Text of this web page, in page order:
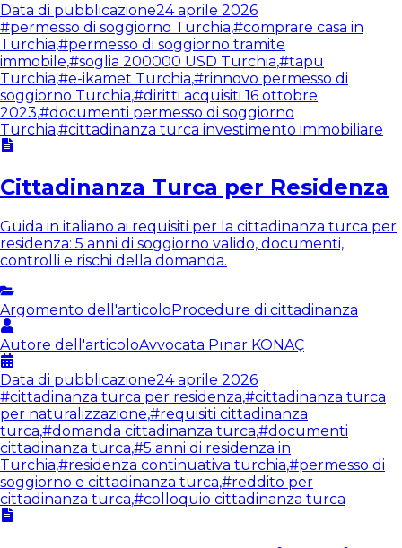
Data di pubblicazione24 aprile 2026
#permesso di soggiorno Turchia,#comprare casa in
Turchia,#permesso di soggiorno tramite
immobile,#soglia 200000 USD Turchia,#tapu
Turchia,#e-ikamet Turchia,#rinnovo permesso di
soggiorno Turchia,#diritti acquisiti 16 ottobre
2023,#documenti permesso di soggiorno
Turchia,#cittadinanza turca investimento immobiliare
Cittadinanza Turca per Residenza
Guida in italiano ai requisiti per la cittadinanza turca per
residenza: 5 anni di soggiorno valido, documenti,
controlli e rischi della domanda.
Argomento dell'articoloProcedure di cittadinanza
Autore dell'articoloAvvocata Pınar KONAÇ
Data di pubblicazione24 aprile 2026
#cittadinanza turca per residenza,#cittadinanza turca
per naturalizzazione,#requisiti cittadinanza
turca,#domanda cittadinanza turca,#documenti
cittadinanza turca,#5 anni di residenza in
Turchia,#residenza continuativa turchia,#permesso di
soggiorno e cittadinanza turca,#reddito per
cittadinanza turca,#colloquio cittadinanza turca